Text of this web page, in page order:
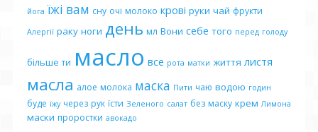
йога їжі вам сну очі молоко крові руки чай фрукти
Алергії раку ноги день мл Вони себе того перед голоду
більше ти масло все рота матки життя листя
масла алое молока маска Пити чаю водою годин
буде їжу через рук їсти Зеленого салат без маску крем Лимона
маски проростки авокадо